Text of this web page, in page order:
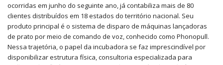
ocorridas em junho do seguinte ano, já contabiliza mais de 80
clientes distribuídos em 18 estados do território nacional. Seu
produto principal é o sistema de disparo de máquinas lançadoras
de prato por meio de comando de voz, conhecido como Phonopull.
Nessa trajetória, o papel da incubadora se faz imprescindível por
disponibilizar estrutura física, consultoria especializada para